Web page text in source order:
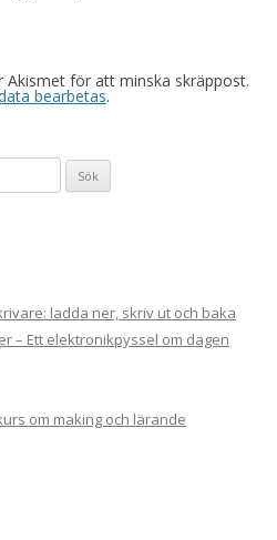
Akismet för att minska skräppost.
bearbetas.
ladda ner, skriv ut och baka
– Ett elektronikpyssel om dagen
om making och lärande